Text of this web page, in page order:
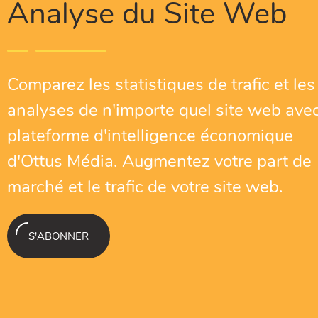
Analyse du Site Web
Comparez les statistiques de trafic et les
analyses de n'importe quel site web
plateforme d'intelligence économique
d'Ottus Média. Augmentez votre part de
marché et le trafic de votre site web.
S'ABONNER